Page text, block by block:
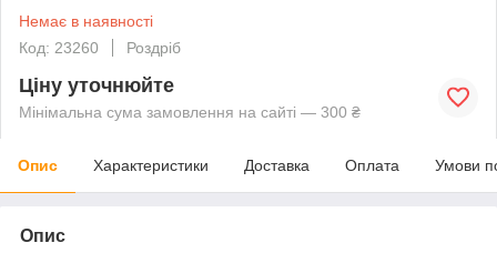
Немає в наявності
Код: 23260
Роздріб
Ціну уточнюйте
Мінімальна сума замовлення на сайті — 300 ₴
Опис Характеристики Доставка Оплата Умови
Опис